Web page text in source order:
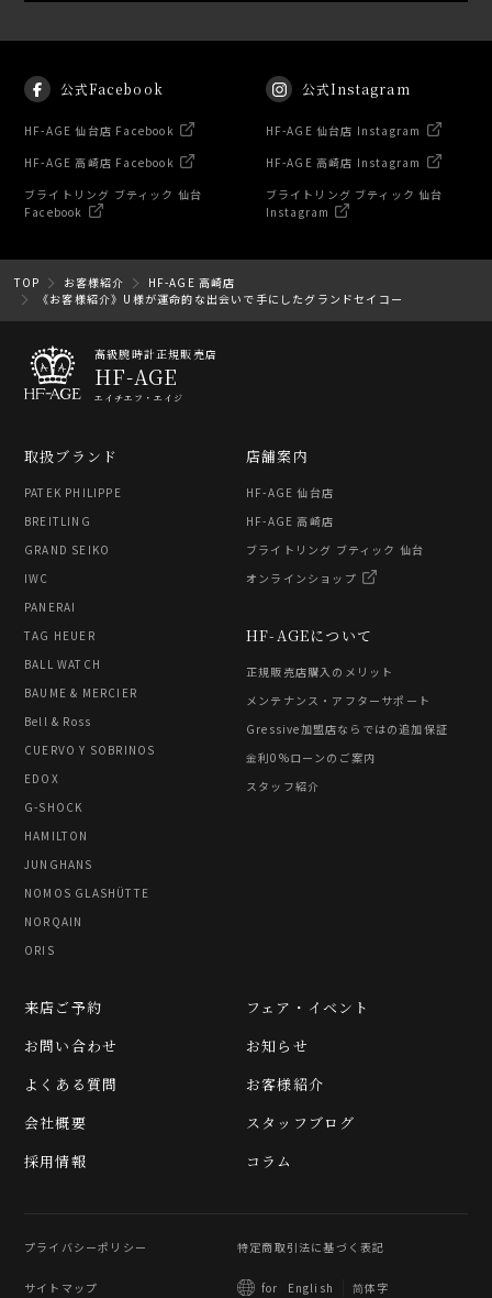
公式Facebook
HF-AGE 仙台店 Facebook
HF-AGE 高崎店 Facebook
ブライトリング ブティック 仙台
Facebook
公式Instagram
HF-AGE 仙台店 Instagram
HF-AGE 高崎店 Instagram
ブライトリング ブティック 仙台
Instagram
TOP お客様紹介
HF-AGE 高崎店
《お客様紹介》U様が運命的な出会いで手にしたグランドセイコー
高級腕時計正規販売店
HF-AGE
エイチエフ・エイジ
取扱ブランド
PATEK PHILIPPE
BREITLING
GRAND SEIKO
IWC
PANERAI
TAG HEUER
BALL WATCH
BAUME & MERCIER
Bell & Ross
CUERVO Y SOBRINOS
EDOX
G-SHOCK
HAMILTON
JUNGHANS
NOMOS GLASHÜTTE
NORQAIN
ORIS
HF-AGEについて
正規販売店購入のメリット
メンテナンス・アフターサポート
Gressive加盟店ならではの追加保証
金利0%ローンのご案内
スタッフ紹介
店舗案内
HF-AGE 仙台店
HF-AGE 高崎店
ブライトリング ブティック 仙台
オンラインショップ
フェア・イベント
お知らせ
お客様紹介
スタッフブログ
コラム
来店ご予約
お問い合わせ
よくある質問
会社概要
採用情報
プライバシーポリシー 特定商取引法に基づく表記
サイトマップ for English 简体字